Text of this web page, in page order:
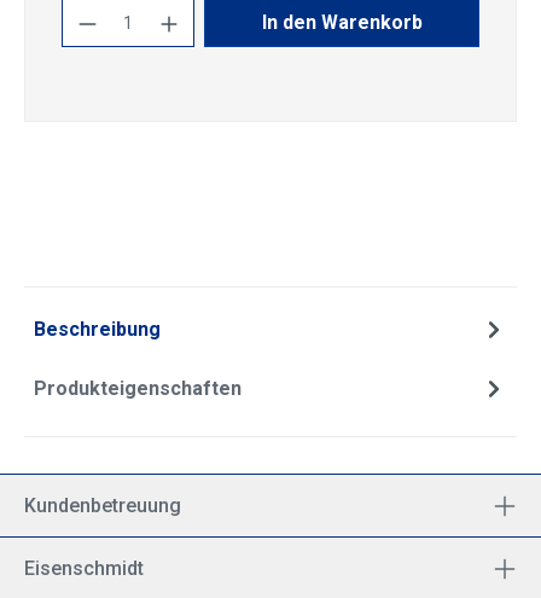
Produkt Anzahl: Gib den gewünschten
In den Warenkorb
Beschreibung
Produkteigenschaften
Kundenbetreuung
Eisenschmidt